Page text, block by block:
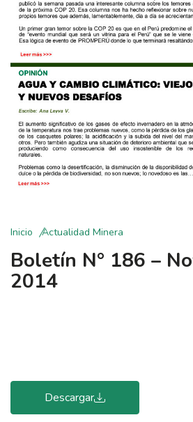
Inicio Actualidad Minera
Boletín N° 186 –
2014
Descargar